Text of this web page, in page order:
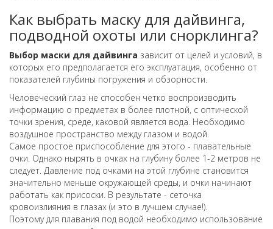
Как выбрать маску для дайвинга,
подводной охоты или снорклинга?
Выбор маски для дайвинга зависит от целей и условий, в
которых его предполагается его эксплуатация, особенно от
показателей глубины погружения и обзорности.
Человеческий глаз не способен четко воспроизводить
информацию о предметах в более плотной, с оптической
точки зрения, среде, каковой является вода. Необходимо
воздушное пространство между глазом и водой.
Самое простое приспособление для этого - плавательные
очки. Однако нырять в очках на глубину более 1-2 метров не
следует. Давление под очками на этой глубине становится
значительно меньше окружающей среды, и очки начинают
работать как присоски. В результате - сеточка
кровоизлияния в глазах (и это в лучшем случае!).
Поэтому для плавания под водой необходимо использование